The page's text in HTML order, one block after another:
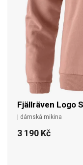
Fjällräven Logo
| dámská mikina
3 190 Kč